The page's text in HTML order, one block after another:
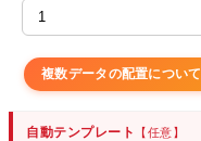
複数データの配置について
自動テンプレート 【任意】